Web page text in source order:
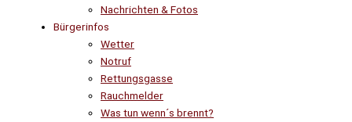
Nachrichten & Fotos
Bürgerinfos
Wetter
Notruf
Rettungsgasse
Rauchmelder
Was tun wenn´s brennt?